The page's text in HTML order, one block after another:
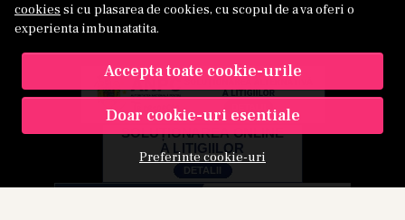
cookies si cu plasarea de cookies, cu scopul de a va oferi o
experienta imbunatatita.
Accepta toate cookie-urile
Doar cookie-uri esentiale
Preferinte cookie-uri